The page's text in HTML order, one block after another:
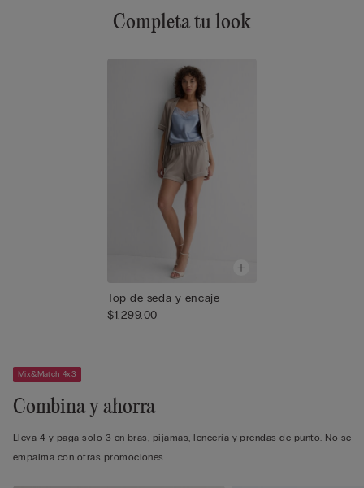
Completa tu look
Top de seda y encaje
$1,299.00
Mix&Match 4x3
Combina y ahorra
Lleva 4 y paga solo 3 en bras, pijamas, lencería y prendas de punto. No se
empalma con otras promociones